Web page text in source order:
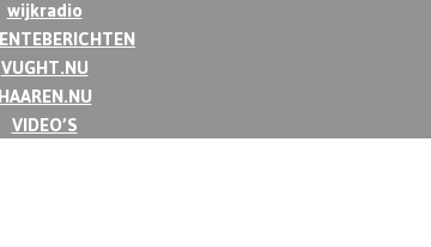
wijkradio
VUGHT.NU
VIDEO’S